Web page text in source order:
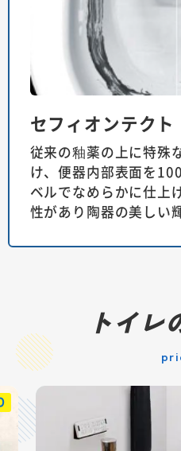
セフィオンテクト
従来の釉薬の上に特殊
け、便器内部表面を
ベルでなめらかに仕上
性があり陶器の美しい
トイレ